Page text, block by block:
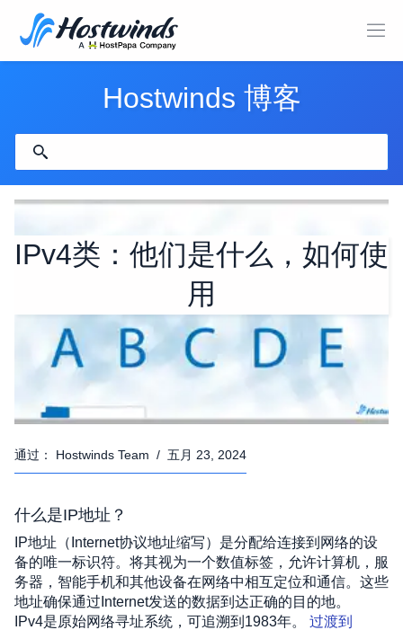
Hostwinds 博客
IPv4类：他们是什么，如何使
用
通过： Hostwinds Team / 五月 23, 2024
什么是IP地址？
IP地址（Internet协议地址缩写）是分配给连接到网络的设
备的唯一标识符。将其视为一个数值标签，允许计算机，服
务器，智能手机和其他设备在网络中相互定位和通信。这些
地址确保通过Internet发送的数据到达正确的目的地。
IPv4是原始网络寻址系统，可追溯到1983年。
过渡到